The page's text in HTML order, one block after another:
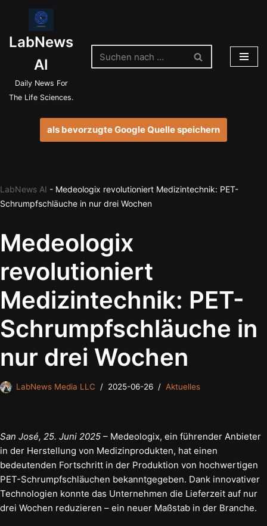
Inhalt
springen
LabNews
AI
Daily News For
The Life Sciences.
als bevorzugte Google Quelle speichern
LabNews AI - Medeologix revolutioniert Medizintechnik: PET-
Schrumpfschläuche in nur drei Wochen
Medeologix
revolutioniert
Medizintechnik: PET-
Schrumpfschläuche in
nur drei Wochen
LabNews Media LLC 2025-06-26 Aktuelles
San José, 25. Juni 2025 – Medeologix, ein führender Anbieter
in der Herstellung von Medizinprodukten, hat einen
bedeutenden Fortschritt in der Produktion von hochwertigen
PET-Schrumpfschläuchen bekanntgegeben. Dank innovativer
Technologien konnte das Unternehmen die Lieferzeit auf nur
drei Wochen reduzieren – ein neuer Maßstab in der Branche.